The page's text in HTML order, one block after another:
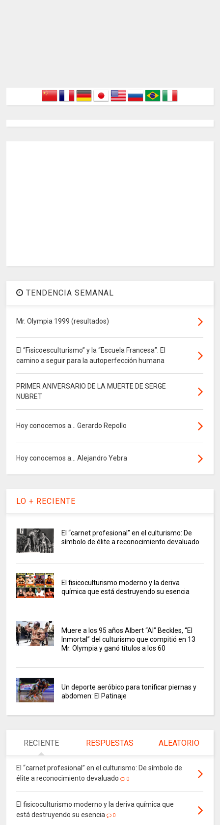
TENDENCIA SEMANAL
Mr. Olympia 1999 (resultados)
El “Fisicoesculturismo” y la “Escuela Francesa”: El
camino a seguir para la autoperfección humana
PRIMER ANIVERSARIO DE LA MUERTE DE SERGE
NUBRET
Hoy conocemos a... Gerardo Repollo
Hoy conocemos a... Alejandro Yebra
LO + RECIENTE
El “carnet profesional” en el culturismo: De
símbolo de élite a reconocimiento devaluado
El fisicoculturismo moderno y la deriva
química que está destruyendo su esencia
Muere a los 95 años Albert “Al” Beckles, “El
Inmortal” del culturismo que compitió en 13
Mr. Olympia y ganó títulos a los 60
Un deporte aeróbico para tonificar piernas y
abdomen: El Patinaje
RECIENTE RESPUESTAS ALEATORIO
El “carnet profesional” en el culturismo: De símbolo de
élite a reconocimiento devaluado
0
El fisicoculturismo moderno y la deriva química que
está destruyendo su esencia
0